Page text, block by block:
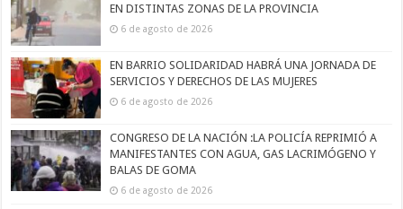
EN DISTINTAS ZONAS DE LA PROVINCIA
6 de agosto de 2026
EN BARRIO SOLIDARIDAD HABRÁ UNA JORNADA DE
SERVICIOS Y DERECHOS DE LAS MUJERES
6 de agosto de 2026
CONGRESO DE LA NACIÓN :LA POLICÍA REPRIMIÓ A
MANIFESTANTES CON AGUA, GAS LACRIMÓGENO Y
BALAS DE GOMA
6 de agosto de 2026